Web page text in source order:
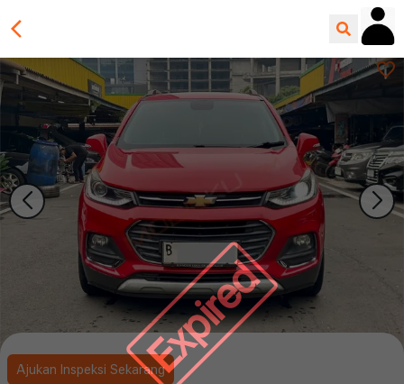
Expired
Ajukan Inspeksi Sekarang